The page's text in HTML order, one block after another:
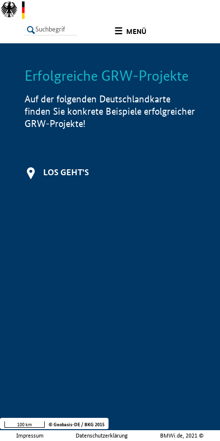
MENÜ
LISTE Info
Erfolgreiche GRW-Projekte
Auf der folgenden Deutschlandkarte
finden Sie konkrete Beispiele erfolgreicher
GRW-Projekte!
LOS GEHT'S
Impressum Datenschutzerklärung BMWi.de, 2021 ©
100 km © Geobasis-DE / BKG 2015